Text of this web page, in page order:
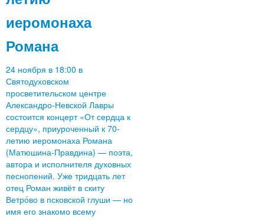
иеромонаха
Романа
24 ноября в 18:00 в
Святодуховском
просветительском центре
Александро-Невской Лавры
состоится концерт «От сердца к
сердцу», приуроченный к 70-
летию иеромонаха Романа
(Матюшина-Правдина) — поэта,
автора и исполнителя духовных
песнопений. Уже тридцать лет
отец Роман живёт в скиту
Ветро́во в псковской глуши — но
имя его знакомо всему